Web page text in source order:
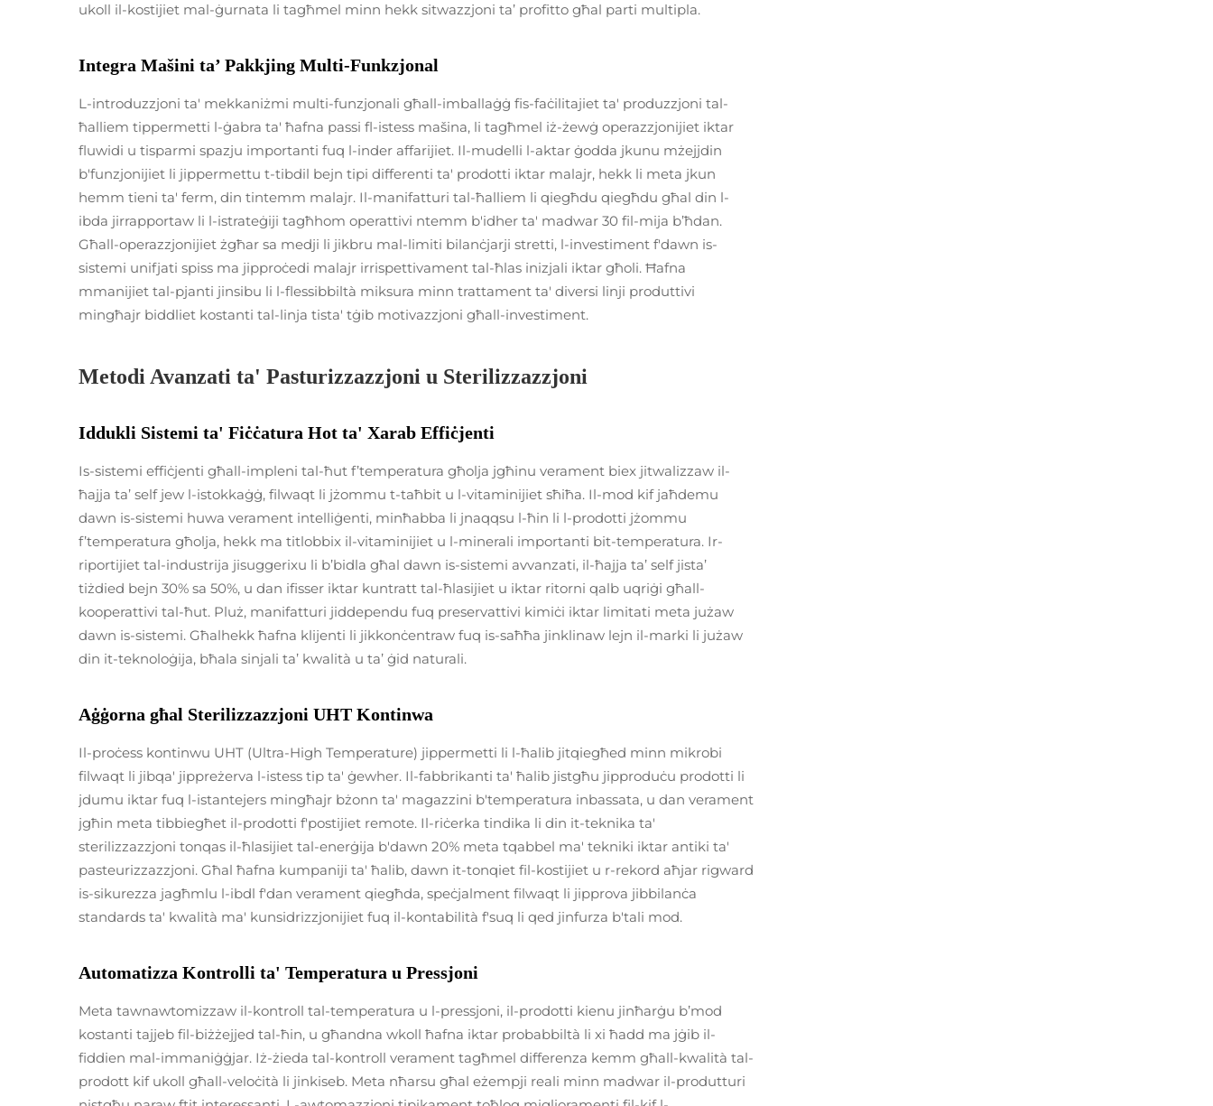
ukoll il-kostijiet mal-ġurnata li tagħmel minn hekk sitwazzjoni ta’ profitto għal parti multipla.
Integra Mašini ta’ Pakkjing Multi-Funkzjonal
L-introduzzjoni ta' mekkaniżmi multi-funzjonali għall-imballaġġ fis-faċilitajiet ta' produzzjoni tal-
ħalliem tippermetti l-ġabra ta' ħafna passi fl-istess mašina, li tagħmel iż-żewġ operazzjonijiet iktar
fluwidi u tisparmi spazju importanti fuq l-inder affarijiet. Il-mudelli l-aktar ġodda jkunu mżejjdin
b'funzjonijiet li jippermettu t-tibdil bejn tipi differenti ta' prodotti iktar malajr, hekk li meta jkun
hemm tieni ta' ferm, din tintemm malajr. Il-manifatturi tal-ħalliem li qiegħdu qiegħdu għal din l-
ibda jirrapportaw li l-istrateġiji tagħhom operattivi ntemm b'idher ta' madwar 30 fil-mija b’ħdan.
Għall-operazzjonijiet żgħar sa medji li jikbru mal-limiti bilanċjarji stretti, l-investiment f'dawn is-
sistemi unifjati spiss ma jipproċedi malajr irrispettivament tal-ħlas inizjali iktar għoli. Ħafna
mmanijiet tal-pjanti jinsibu li l-flessibbiltà miksura minn trattament ta' diversi linji produttivi
mingħajr biddliet kostanti tal-linja tista' tġib motivazzjoni għall-investiment.
Metodi Avanzati ta' Pasturizzazzjoni u Sterilizzazzjoni
Iddukli Sistemi ta' Fiċċatura Hot ta' Xarab Effiċjenti
Is-sistemi effiċjenti għall-impleni tal-ħut f’temperatura għolja jgħinu verament biex jitwalizzaw il-
ħajja ta’ self jew l-istokkaġġ, filwaqt li jżommu t-taħbit u l-vitaminijiet sħiħa. Il-mod kif jaħdemu
dawn is-sistemi huwa verament intelliġenti, minħabba li jnaqqsu l-ħin li l-prodotti jżommu
f’temperatura għolja, hekk ma titlobbix il-vitaminijiet u l-minerali importanti bit-temperatura. Ir-
riportijiet tal-industrija jisuggerixu li b’bidla għal dawn is-sistemi avvanzati, il-ħajja ta’ self jista’
tiżdied bejn 30% sa 50%, u dan ifisser iktar kuntratt tal-ħlasijiet u iktar ritorni qalb uqriġi għall-
kooperattivi tal-ħut. Pluż, manifatturi jiddependu fuq preservattivi kimiċi iktar limitati meta jużaw
dawn is-sistemi. Għalhekk ħafna klijenti li jikkonċentraw fuq is-saħħa jinklinaw lejn il-marki li jużaw
din it-teknoloġija, bħala sinjali ta’ kwalità u ta’ ġid naturali.
Aġġorna għal Sterilizzazzjoni UHT Kontinwa
Il-proċess kontinwu UHT (Ultra-High Temperature) jippermetti li l-ħalib jitqiegħed minn mikrobi
filwaqt li jibqa' jippreżerva l-istess tip ta' ġewher. Il-fabbrikanti ta' ħalib jistgħu jipproduċu prodotti li
jdumu iktar fuq l-istantejers mingħajr bżonn ta' magazzini b'temperatura inbassata, u dan verament
jgħin meta tibbiegħet il-prodotti f'postijiet remote. Il-riċerka tindika li din it-teknika ta'
sterilizzazzjoni tonqas il-ħlasijiet tal-enerġija b'dawn 20% meta tqabbel ma' tekniki iktar antiki ta'
pasteurizzazzjoni. Għal ħafna kumpaniji ta' ħalib, dawn it-tonqiet fil-kostijiet u r-rekord aħjar rigward
is-sikurezza jagħmlu l-ibdl f'dan verament qiegħda, speċjalment filwaqt li jipprova jibbilanċa
standards ta' kwalità ma' kunsidrizzjonijiet fuq il-kontabilità f'suq li qed jinfurza b'tali mod.
Automatizza Kontrolli ta' Temperatura u Pressjoni
Meta tawnawtomizzaw il-kontroll tal-temperatura u l-pressjoni, il-prodotti kienu jinħarġu b’mod
kostanti tajjeb fil-biżżejjed tal-ħin, u għandna wkoll ħafna iktar probabbiltà li xi ħadd ma jġib il-
fiddien mal-immaniġġjar. Iż-żieda tal-kontroll verament tagħmel differenza kemm għall-kwalità tal-
prodott kif ukoll għall-veloċità li jinkiseb. Meta nħarsu għal eżempji reali minn madwar il-produtturi